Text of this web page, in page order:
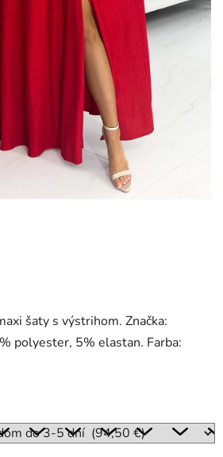
šaty s výstrihom. Značka:
polyester, 5% elastan. Farba: